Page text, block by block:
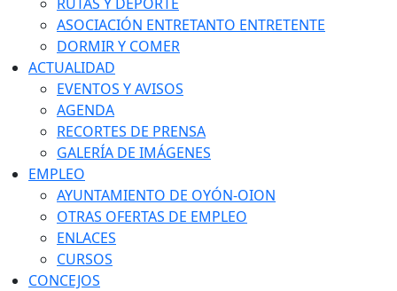
ASOCIACIÓN ENTRETANTO ENTRETENTE
DORMIR Y COMER
ACTUALIDAD
EVENTOS Y AVISOS
AGENDA
RECORTES DE PRENSA
GALERÍA DE IMÁGENES
EMPLEO
AYUNTAMIENTO DE OYÓN-OION
OTRAS OFERTAS DE EMPLEO
ENLACES
CURSOS
CONCEJOS